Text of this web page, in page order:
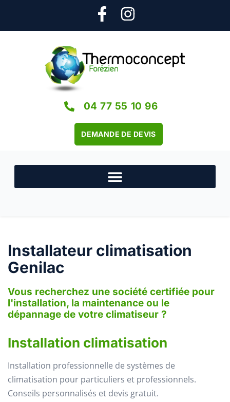
04 77 55 10 96
DEMANDE DE DEVIS
Installateur climatisation
Genilac
Vous recherchez une société certifiée pour
l'installation, la maintenance ou le
dépannage de votre climatiseur ?
Installation climatisation
Installation professionnelle de systèmes de
climatisation pour particuliers et professionnels.
Conseils personnalisés et devis gratuit.